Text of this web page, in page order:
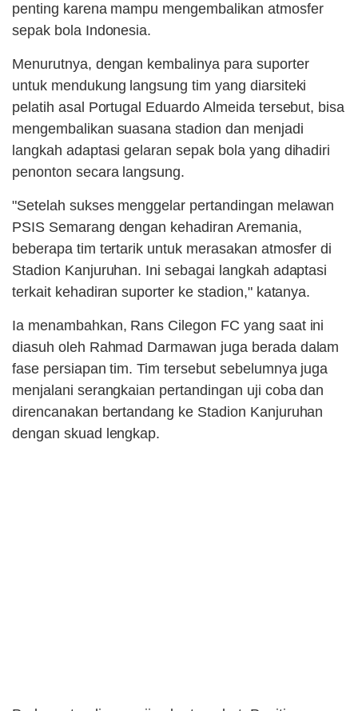
penting karena mampu mengembalikan atmosfer
sepak bola Indonesia.
Menurutnya, dengan kembalinya para suporter
untuk mendukung langsung tim yang diarsiteki
pelatih asal Portugal Eduardo Almeida tersebut, bisa
mengembalikan suasana stadion dan menjadi
langkah adaptasi gelaran sepak bola yang dihadiri
penonton secara langsung.
"Setelah sukses menggelar pertandingan melawan
PSIS Semarang dengan kehadiran Aremania,
beberapa tim tertarik untuk merasakan atmosfer di
Stadion Kanjuruhan. Ini sebagai langkah adaptasi
terkait kehadiran suporter ke stadion," katanya.
Ia menambahkan, Rans Cilegon FC yang saat ini
diasuh oleh Rahmad Darmawan juga berada dalam
fase persiapan tim. Tim tersebut sebelumnya juga
menjalani serangkaian pertandingan uji coba dan
direncanakan bertandang ke Stadion Kanjuruhan
dengan skuad lengkap.